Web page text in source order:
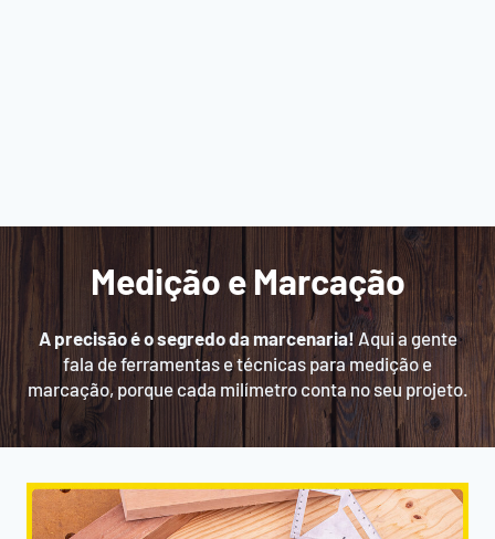
Medição e Marcação
A precisão é o segredo da marcenaria!Aqui a gente
fala de ferramentas e técnicas para medição e
marcação, porque cada milímetro conta no seu projeto.